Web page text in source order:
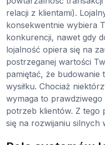
relacji z klientami).
konsekwentnie wybiera
konkurencji, nawet gdy
lojalność opiera się na
postrzeganej wartości
pamiętać, że budowanie
wysiłku. Chociaż
wymaga to
potrzeb klientów. Z tego
się na rozwijaniu silnych